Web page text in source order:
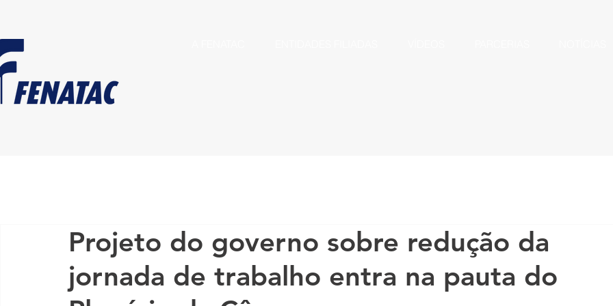
Projeto do governo sobre redução da
jornada de trabalho entra na pauta do